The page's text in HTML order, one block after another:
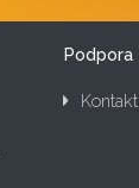
Podpora
Kontakt